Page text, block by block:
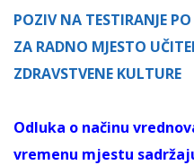
POZIV NA TESTIRANJE
ZA RADNO MJESTO
ZDRAVSTVENE KULTURE
Odluka o načinu
vremenu mjestu